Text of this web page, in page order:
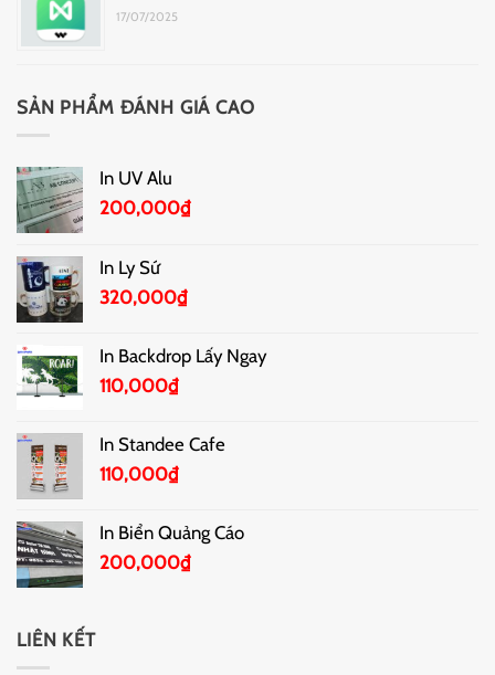
17/07/2025
SẢN PHẨM ĐÁNH GIÁ CAO
In UV Alu
200,000₫
In Ly Sứ
320,000₫
In Backdrop Lấy Ngay
110,000₫
In Standee Cafe
110,000₫
In Biển Quảng Cáo
200,000₫
LIÊN KẾT